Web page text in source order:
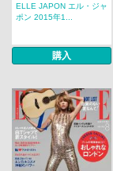
ELLE JAPON エル・ジャ
ポン 2015年1...
購入